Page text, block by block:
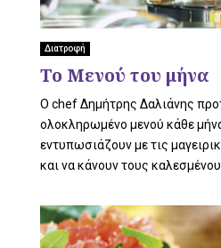
Διατροφή
Το Μενού του μήνα
O chef Δημήτρης Δαλιάνης
ολοκληρωμένο μενού κάθε
εντυπωσιάζουν με τις
και να κάνουν τους